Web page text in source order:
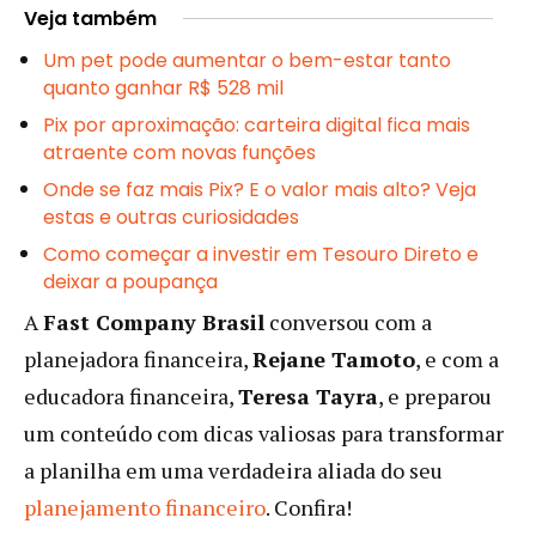
Veja também
Um pet pode aumentar o bem-estar tanto
quanto ganhar R$ 528 mil
Pix por aproximação: carteira digital fica mais
atraente com novas funções
Onde se faz mais Pix? E o valor mais alto? Veja
estas e outras curiosidades
Como começar a investir em Tesouro Direto e
deixar a poupança
AFast Company Brasil conversou com a
planejadora financeira,Rejane Tamoto, e com a
educadora financeira,Teresa Tayra, e preparou
um conteúdo com dicas valiosas para transformar
a planilha em uma verdadeira aliada do seu
planejamento financeiro. Confira!